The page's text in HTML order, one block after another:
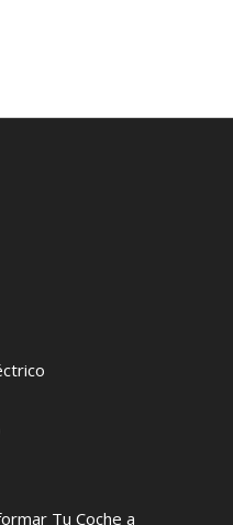
Tu Coche a